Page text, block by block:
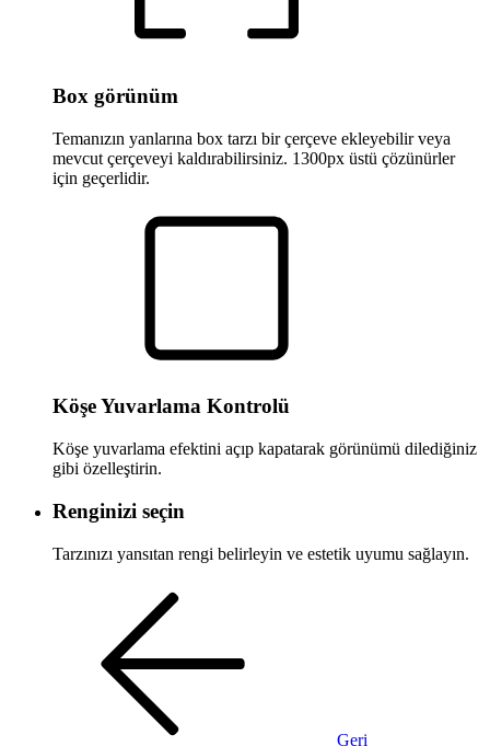
Box görünüm
Temanızın yanlarına box tarzı bir çerçeve ekleyebilir veya
mevcut çerçeveyi kaldırabilirsiniz. 1300px üstü çözünürler
için geçerlidir.
Köşe Yuvarlama Kontrolü
Köşe yuvarlama efektini açıp kapatarak görünümü dilediğiniz
gibi özelleştirin.
Renginizi seçin
Tarzınızı yansıtan rengi belirleyin ve estetik uyumu sağlayın.
Geri